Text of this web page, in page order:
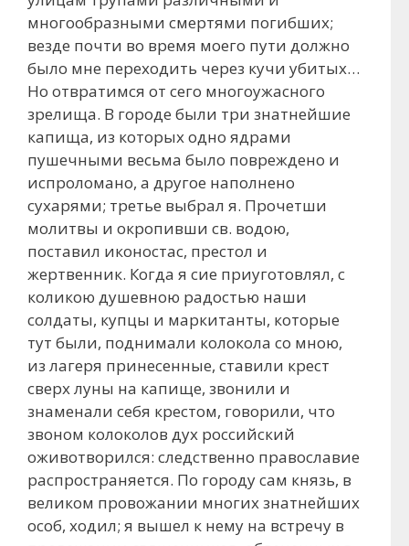
многообразными смертями погибших;
везде почти во время моего пути должно
было мне переходить через кучи убитых…
Но отвратимся от сего многоужасного
зрелища. В городе были три знатнейшие
капища, из которых одно ядрами
пушечными весьма было повреждено и
испроломано, а другое наполнено
сухарями; третье выбрал я. Прочетши
молитвы и окропивши св. водою,
поставил иконостас, престол и
жертвенник. Когда я сие приуготовлял, с
коликою душевною радостью наши
солдаты, купцы и маркитанты, которые
тут были, поднимали колокола со мною,
из лагеря принесенные, ставили крест
сверх луны на капище, звонили и
знаменали себя крестом, говорили, что
звоном колоколов дух российский
оживотворился: следственно православие
распространяется. По городу сам князь, в
великом провожании многих знатнейших
особ, ходил; я вышел к нему на встречу в